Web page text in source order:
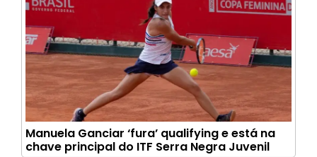
Manuela Ganciar ‘fura’ qualifying e está na
chave principal do ITF Serra Negra Juvenil